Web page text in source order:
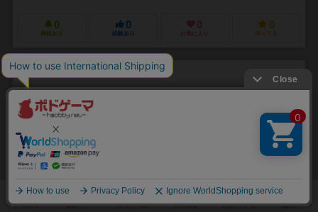
0
興味あり
0
経験あり
0
お気に入り
0
持ってる
レッドドロップス ーライトニング・サーベルー